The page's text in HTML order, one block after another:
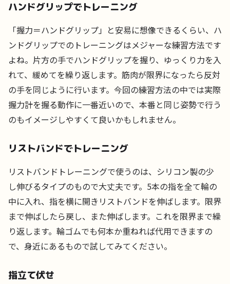
ハンドグリップでトレーニング
「握力＝ハンドグリップ」と安易に想像できるくらい、ハ
ンドグリップでのトレーニングはメジャーな練習方法です
よね。片方の手でハンドグリップを握り、ゆっくり力を入
れて、緩めてを繰り返します。筋肉が限界になったら反対
の手を同じように行います。今回の練習方法の中では実際
握力計を握る動作に一番近いので、本番と同じ姿勢で行う
のもイメージしやすくて良いかもしれません。
リストバンドでトレーニング
リストバンドトレーニングで使うのは、シリコン製の少
し伸びるタイプのもので大丈夫です。5本の指を全て輪の
中に入れ、指を横に開きリストバンドを伸ばします。限界
まで伸ばしたら戻し、また伸ばします。これを限界まで繰
り返します。輪ゴムでも何本か重ねれば代用できますの
で、身近にあるもので試してみてください。
指立て伏せ